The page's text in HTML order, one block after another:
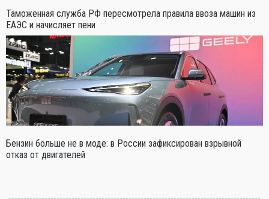
Таможенная служба РФ пересмотрела правила ввоза машин из
ЕАЭС и начисляет пени
Бензин больше не в моде: в России зафиксирован взрывной
отказ от двигателей